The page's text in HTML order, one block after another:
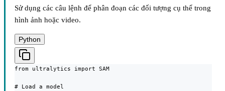
Sử dụng các câu lệnh để phân đoạn các đối tượng cụ thể trong
hình ảnh hoặc video.
Python
from ultralytics import SAM
# Load a model